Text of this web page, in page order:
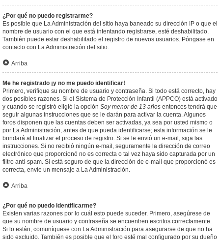
¿Por qué no puedo registrarme?
Es posible que La Administración del sitio haya baneado su dirección IP o que el
nombre de usuario con el que está intentando registrarse, esté deshabilitado.
También puede estar deshabilitado el registro de nuevos usuarios. Póngase en
contacto con La Administración del sitio.
Arriba
Me he registrado ¡y no me puedo identificar!
Primero, verifique su nombre de usuario y contraseña. Si todo está correcto, hay
dos posibles razones. Si el Sistema de Protección Infantil (APPCO) está activado
y cuando se registró eligió la opción Soy menor de 13 años entonces tendrá que
seguir algunas instrucciones que se le darán para activar la cuenta. Algunos
foros disponen que las cuentas deben ser activadas, ya sea por usted mismo o
por La Administración, antes de que pueda identificarse; esta información se le
brindará al finalizar el proceso de registro. Si se le envió un e-mail, siga las
instrucciones. Si no recibió ningún e-mail, seguramente la dirección de correo
electrónico que proporcionó no es correcta o tal vez haya sido capturada por un
filtro anti-spam. Si está seguro de que la dirección de e-mail que proporcionó es
correcta, envíe un mensaje a La Administración.
Arriba
¿Por qué no puedo identificarme?
Existen varias razones por lo cuál esto puede suceder. Primero, asegúrese de
que su nombre de usuario y contraseña se encuentren escritos correctamente.
Si lo están, comuníquese con La Administración para asegurarse de que no ha
sido excluido. También es posible que el foro esté mal configurado por su dueño